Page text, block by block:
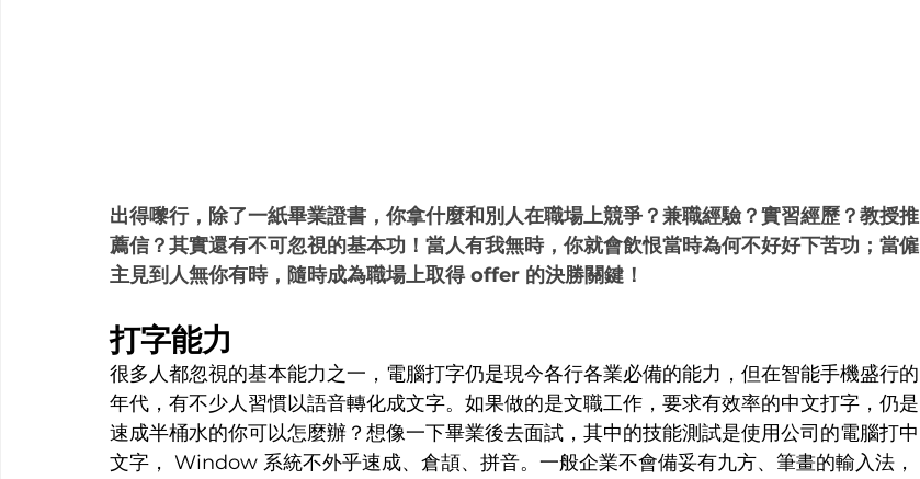
出得嚟行，除了一紙畢業證書，你拿什麼和別人在職場上競爭？兼職經驗？實習經歷？教授推
薦信？其實還有不可忽視的基本功！當人有我無時，你就會飲恨當時為何不好好下苦功；當僱
主見到人無你有時，隨時成為職場上取得 offer 的決勝關鍵！
打字能力
很多人都忽視的基本能力之一，電腦打字仍是現今各行各業必備的能力，但在智能手機盛行的
年代，有不少人習慣以語音轉化成文字。如果做的是文職工作，要求有效率的中文打字，仍是
速成半桶水的你可以怎麼辦？想像一下畢業後去面試，其中的技能測試是使用公司的電腦打中
文字， Window 系統不外乎速成、倉頡、拼音。一般企業不會備妥有九方、筆畫的輸入法，